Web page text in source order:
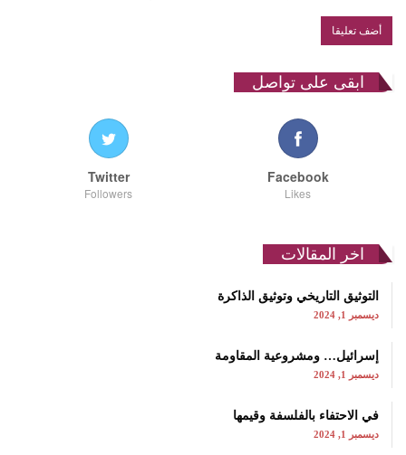
ابقى على تواصل
Facebook
Likes
Twitter
Followers
اخر المقالات
التوثيق التاريخي وتوثيق الذاكرة
ديسمبر 1, 2024
إسرائيل… ومشروعية المقاومة
ديسمبر 1, 2024
في الاحتفاء بالفلسفة وقيمها
ديسمبر 1, 2024